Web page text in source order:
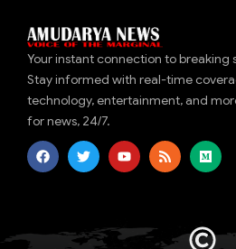
Your instant connection to breaking
Stay informed with real-time
technology, entertainment, and
for news, 24/7.